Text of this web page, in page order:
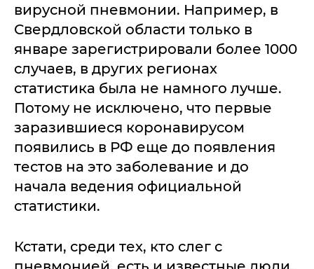
вирусной пневмонии. Например, в
Свердловской области только в
январе зарегистрировали более 1000
случаев, в других регионах
статистика была не намного лучше.
Потому не исключено, что первые
заразившиеся коронавирусом
появились в РФ еще до появления
тестов на это заболевание и до
начала ведения официальной
статистики.
Кстати, среди тех, кто слег с